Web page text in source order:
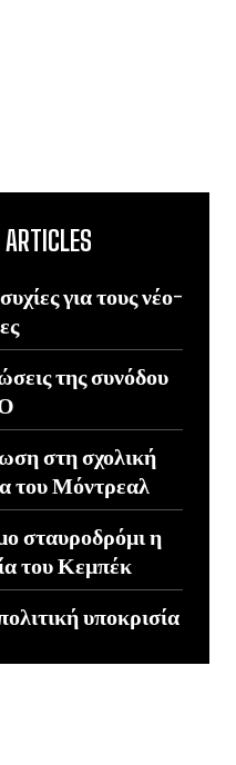
για τους νέο-
της συνόδου
στη σχολική
του Μόντρεαλ
σταυροδρόμι η
του Κεμπέκ
υποκρισία